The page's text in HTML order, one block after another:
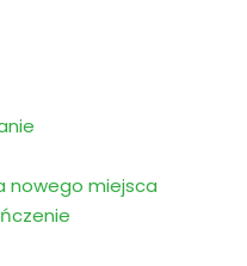
nowego miejsca